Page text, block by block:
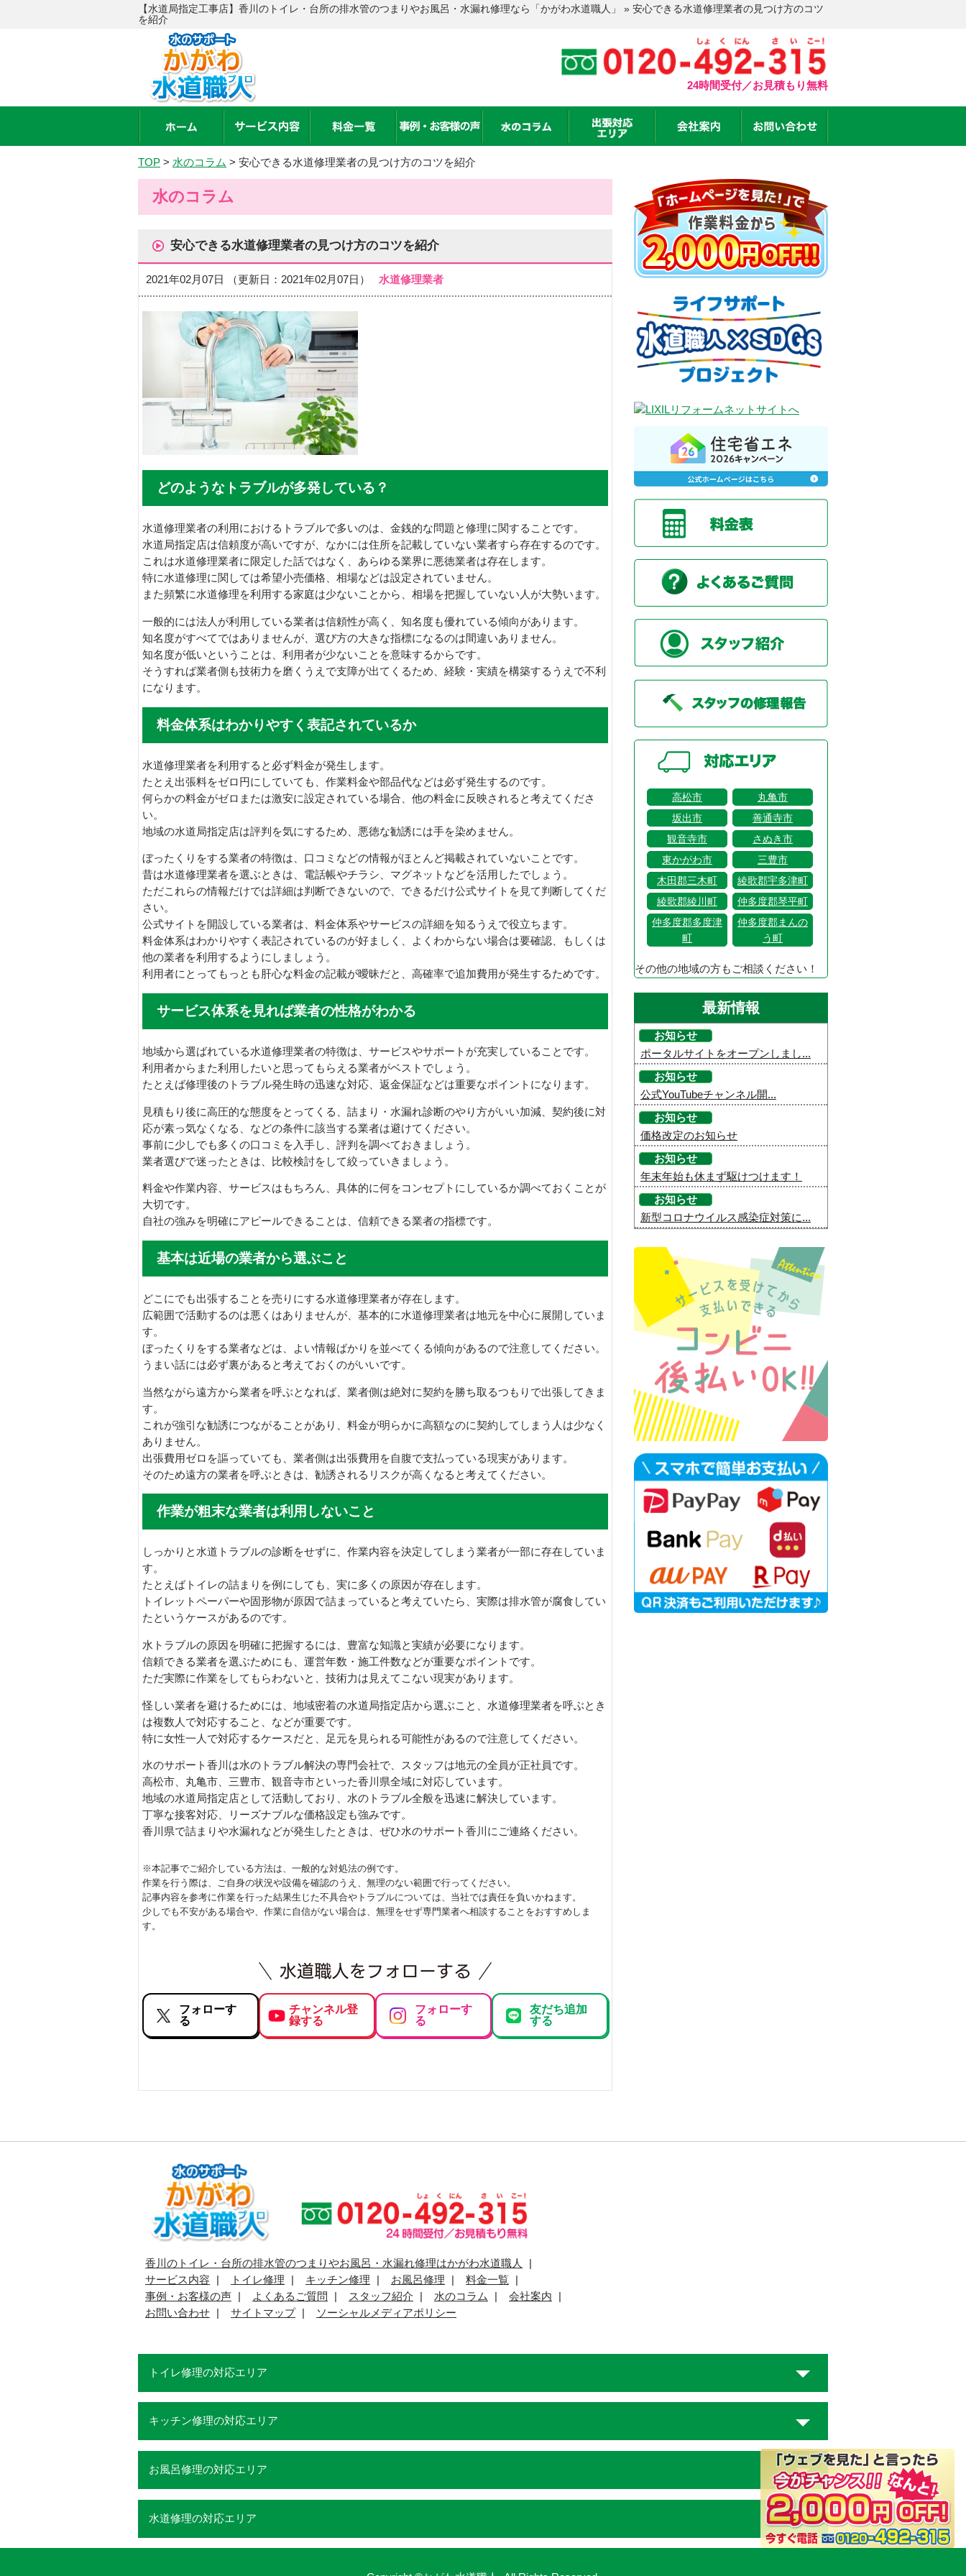
【水道局指定工事店】香川のトイレ・台所の排水管のつまりやお風呂・水漏れ修理なら「かがわ水道職人」 » 安心できる水道修理業者の見つけ方のコツ
を紹介
24時間受付／お見積もり無料
TOP > 水のコラム > 安心できる水道修理業者の見つけ方のコツを紹介
水のコラム
安心できる水道修理業者の見つけ方のコツを紹介
2021年02月07日 （更新日：2021年02月07日） 水道修理業者
どのようなトラブルが多発している？
水道修理業者の利用におけるトラブルで多いのは、金銭的な問題と修理に関することです。
水道局指定店は信頼度が高いですが、なかには住所を記載していない業者すら存在するのです。
これは水道修理業者に限定した話ではなく、あらゆる業界に悪徳業者は存在します。
特に水道修理に関しては希望小売価格、相場などは設定されていません。
また頻繁に水道修理を利用する家庭は少ないことから、相場を把握していない人が大勢います。
一般的には法人が利用している業者は信頼性が高く、知名度も優れている傾向があります。
知名度がすべてではありませんが、選び方の大きな指標になるのは間違いありません。
知名度が低いということは、利用者が少ないことを意味するからです。
そうすれば業者側も技術力を磨くうえで支障が出てくるため、経験・実績を構築するうえで不利
になります。
料金体系はわかりやすく表記されているか
水道修理業者を利用すると必ず料金が発生します。
たとえ出張料をゼロ円にしていても、作業料金や部品代などは必ず発生するのです。
何らかの料金がゼロまたは激安に設定されている場合、他の料金に反映されると考えてくださ
い。
地域の水道局指定店は評判を気にするため、悪徳な勧誘には手を染めません。
ぼったくりをする業者の特徴は、口コミなどの情報がほとんど掲載されていないことです。
昔は水道修理業者を選ぶときは、電話帳やチラシ、マグネットなどを活用したでしょう。
ただこれらの情報だけでは詳細は判断できないので、できるだけ公式サイトを見て判断してくだ
さい。
公式サイトを開設している業者は、料金体系やサービスの詳細を知るうえで役立ちます。
料金体系はわかりやすく表記されているのが好ましく、よくわからない場合は要確認、もしくは
他の業者を利用するようにしましょう。
利用者にとってもっとも肝心な料金の記載が曖昧だと、高確率で追加費用が発生するためです。
サービス体系を見れば業者の性格がわかる
地域から選ばれている水道修理業者の特徴は、サービスやサポートが充実していることです。
利用者からまた利用したいと思ってもらえる業者がベストでしょう。
たとえば修理後のトラブル発生時の迅速な対応、返金保証などは重要なポイントになります。
見積もり後に高圧的な態度をとってくる、詰まり・水漏れ診断のやり方がいい加減、契約後に対
応が素っ気なくなる、などの条件に該当する業者は避けてください。
事前に少しでも多くの口コミを入手し、評判を調べておきましょう。
業者選びで迷ったときは、比較検討をして絞っていきましょう。
料金や作業内容、サービスはもちろん、具体的に何をコンセプトにしているか調べておくことが
大切です。
自社の強みを明確にアピールできることは、信頼できる業者の指標です。
基本は近場の業者から選ぶこと
どこにでも出張することを売りにする水道修理業者が存在します。
広範囲で活動するのは悪くはありませんが、基本的に水道修理業者は地元を中心に展開していま
す。
ぼったくりをする業者などは、よい情報ばかりを並べてくる傾向があるので注意してください。
うまい話には必ず裏があると考えておくのがいいです。
当然ながら遠方から業者を呼ぶとなれば、業者側は絶対に契約を勝ち取るつもりで出張してきま
す。
これが強引な勧誘につながることがあり、料金が明らかに高額なのに契約してしまう人は少なく
ありません。
出張費用ゼロを謳っていても、業者側は出張費用を自腹で支払っている現実があります。
そのため遠方の業者を呼ぶときは、勧誘されるリスクが高くなると考えてください。
作業が粗末な業者は利用しないこと
しっかりと水道トラブルの診断をせずに、作業内容を決定してしまう業者が一部に存在していま
す。
たとえばトイレの詰まりを例にしても、実に多くの原因が存在します。
トイレットペーパーや固形物が原因で詰まっていると考えていたら、実際は排水管が腐食してい
たというケースがあるのです。
水トラブルの原因を明確に把握するには、豊富な知識と実績が必要になります。
信頼できる業者を選ぶためにも、運営年数・施工件数などが重要なポイントです。
ただ実際に作業をしてもらわないと、技術力は見えてこない現実があります。
怪しい業者を避けるためには、地域密着の水道局指定店から選ぶこと、水道修理業者を呼ぶとき
は複数人で対応すること、などが重要です。
特に女性一人で対応するケースだと、足元を見られる可能性があるので注意してください。
水のサポート香川は水のトラブル解決の専門会社で、スタッフは地元の全員が正社員です。
高松市、丸亀市、三豊市、観音寺市といった香川県全域に対応しています。
地域の水道局指定店として活動しており、水のトラブル全般を迅速に解決しています。
丁寧な接客対応、リーズナブルな価格設定も強みです。
香川県で詰まりや水漏れなどが発生したときは、ぜひ水のサポート香川にご連絡ください。
※本記事でご紹介している方法は、一般的な対処法の例です。
作業を行う際は、ご自身の状況や設備を確認のうえ、無理のない範囲で行ってください。
記事内容を参考に作業を行った結果生じた不具合やトラブルについては、当社では責任を負いかねます。
少しでも不安がある場合や、作業に自信がない場合は、無理をせず専門業者へ相談することをおすすめしま
す。
フォローす
る
チャンネル登
録する
フォローす
る
友だち追加
する
高松市
丸亀市
坂出市
善通寺市
観音寺市
さぬき市
東かがわ市
三豊市
木田郡三木町
綾歌郡宇多津町
綾歌郡綾川町
仲多度郡琴平町
仲多度郡多度津
町
仲多度郡まんの
う町
その他の地域の方もご相談ください！
最新情報
お知らせ
ポータルサイトをオープンしまし...
お知らせ
公式YouTubeチャンネル開...
お知らせ
価格改定のお知らせ
お知らせ
年末年始も休まず駆けつけます！
お知らせ
新型コロナウイルス感染症対策に...
香川のトイレ・台所の排水管のつまりやお風呂・水漏れ修理はかがわ水道職人
サービス内容
トイレ修理 キッチン修理 お風呂修理
料金一覧
事例・お客様の声
よくあるご質問 スタッフ紹介 水のコラム
会社案内
お問い合わせ
サイトマップ ソーシャルメディアポリシー
トイレ修理の対応エリア
キッチン修理の対応エリア
お風呂修理の対応エリア
水道修理の対応エリア